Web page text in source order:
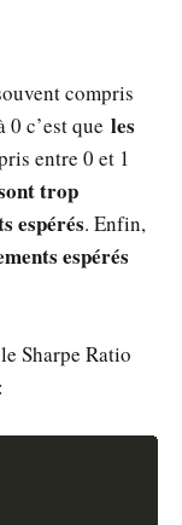
compris
c’est que les
entre 0 et 1
trop
espérés. Enfin,
espérés
Sharpe Ratio